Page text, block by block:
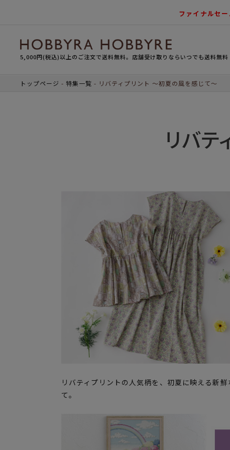
ファイナルセ
5,000円(税込)以上のご注文で送料無料。店舗受け取りならいつでも送料無料
トップページ 特集一覧 リバティプリント ～初夏の風を感じて～
リバ
リバティプリントの人気柄を、初夏に映える新
て。